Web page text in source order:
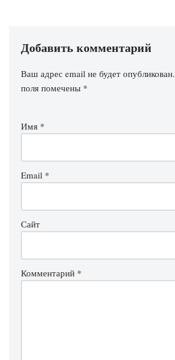
Добавить комментарий
Ваш адрес email не будет опубликован.
поля помечены *
Имя *
Email *
Сайт
Комментарий *